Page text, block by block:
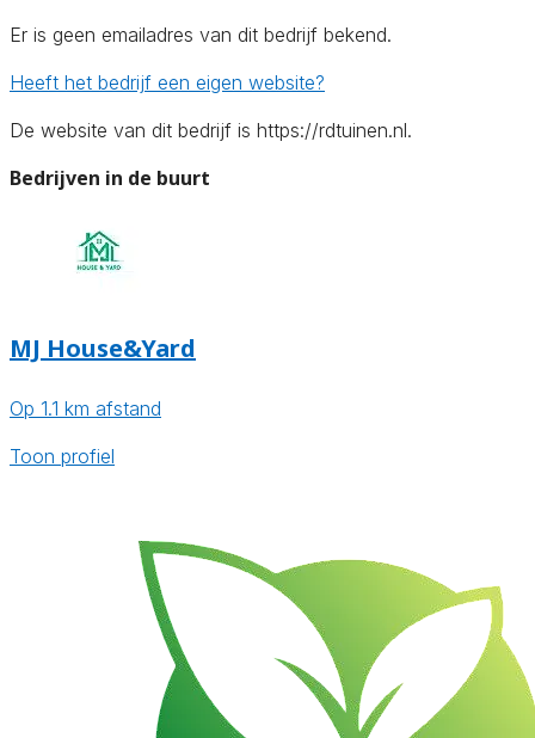
Er is geen emailadres van dit bedrijf bekend.
Heeft het bedrijf een eigen website?
De website van dit bedrijf is https://rdtuinen.nl.
Bedrijven in de buurt
MJ House&Yard
Op 1.1 km afstand
Toon profiel